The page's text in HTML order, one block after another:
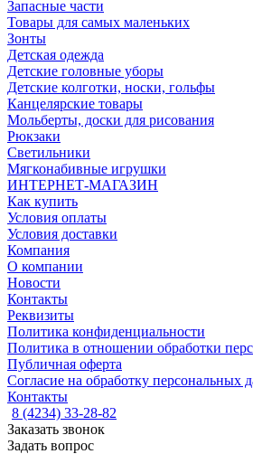
Запасные части
Товары для самых маленьких
Зонты
Детская одежда
Детские головные уборы
Детские колготки, носки, гольфы
Канцелярские товары
Мольберты, доски для рисования
Рюкзаки
Светильники
Мягконабивные игрушки
ИНТЕРНЕТ-МАГАЗИН
Как купить
Условия оплаты
Условия доставки
Компания
О компании
Новости
Контакты
Реквизиты
Политика конфиденциальности
Политика в отношении обработки
Публичная оферта
Согласие на обработку персональных
Контакты
8 (4234) 33-28-82
Заказать звонок
Задать вопрос